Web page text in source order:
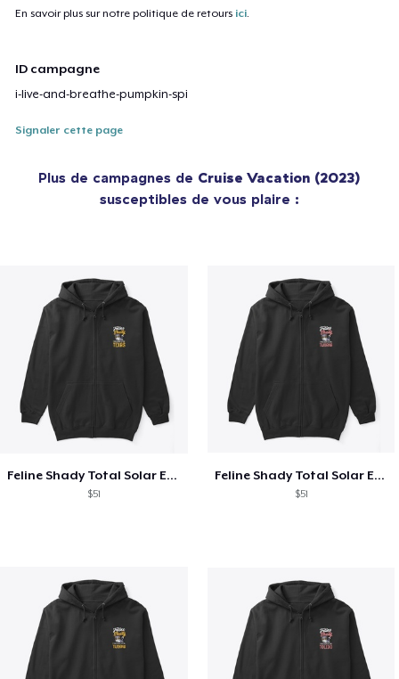
En savoir plus sur notre politique de retours ici.
ID campagne
i-live-and-breathe-pumpkin-spi
Signaler cette page
Plus de campagnes de Cruise Vacation (2023)
susceptibles de vous plaire :
Feline Shady Total Solar Eclipse Texas
$51
Feline Shady Total Solar Eclipse Tijuana
$51